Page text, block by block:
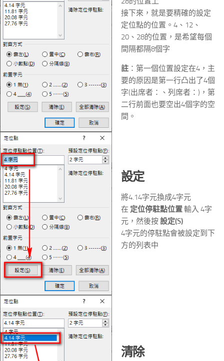
接下來，就是要精確的設定
定位點的位置。4、12、
20、28的位置，是希望每個
間隔都隔8個字
註：第一個位置設定在4，主
要的原因是第一行凸出了4個
字(出席者：、列席者：)，第
二行前面也要空出4個字的空
間。
設定
將4.14字元換成4字元
在 定位停駐點位置輸入 4字
元，然後按設定(S)
4字元的停駐點會被設定到下
方的列表中
清除